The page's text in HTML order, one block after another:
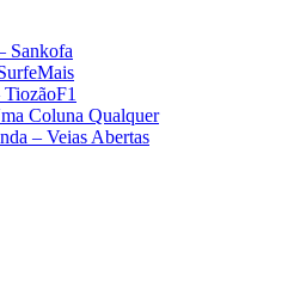
Sankofa
Coluna Qualquer
– Veias Abertas